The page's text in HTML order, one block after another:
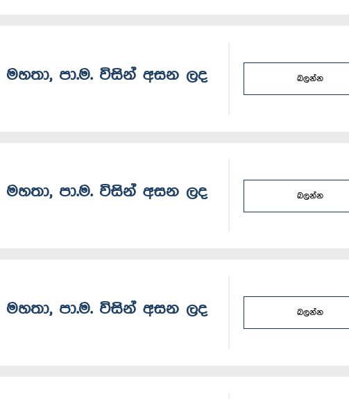
මහතා, පා.ම. විසින් අසන ලද
බලන්න
මහතා, පා.ම. විසින් අසන ලද
බලන්න
මහතා, පා.ම. විසින් අසන ලද
බලන්න